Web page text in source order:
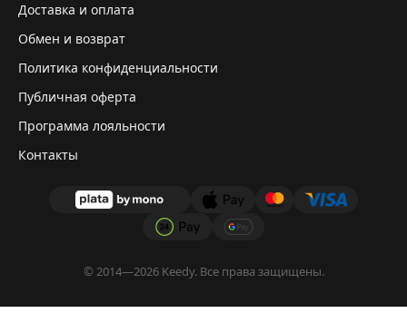
Доставка и оплата
Обмен и возврат
Политика конфиденциальности
Публичная оферта
Программа лояльности
Контакты
© 2014—2026 Keedy. Все права защищены.